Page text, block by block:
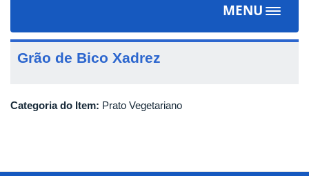
MENU
Toggle
Grão de Bico Xadrez
Categoria do Item: Prato Vegetariano